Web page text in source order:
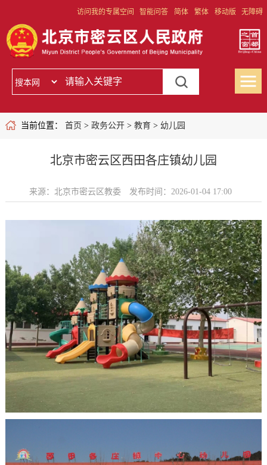
访问我的专属空间 智能问答 简体 繁体 移动版 无障碍
当前位置： 首页 > 政务公开> 教育> 幼儿园
北京市密云区西田各庄镇幼儿园
来源：北京市密云区教委 发布时间：2026-01-04 17:00